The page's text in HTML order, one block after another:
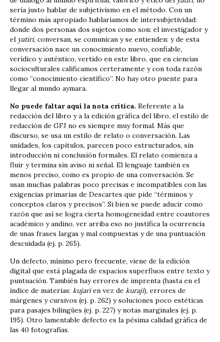
sería justo hablar de subjetivismo en el método. Con un
término más apropiado hablaríamos de intersubjetividad:
donde dos personas ­dos sujetos­ como son: el investigador y
el yatiri, conversan, se comunican y se entienden: y de esta
conversación nace un conocimiento nuevo, confiable,
verídico y auténtico, vertido en este libro, que en ciencias
socioculturales calificamos certeramente y con toda razón
como “conocimiento científico”. No hay otro puente para
llegar al mundo aymara.
No puede faltar aquí la nota crítica. Referente a la
redacción del libro y a la edición gráfica del libro, el estilo de
redacción de GFJ no es siempre muy formal. Más que
discurso, se usa un estilo de relato o conversación. Las
unidades, los capítulos, parecen poco estructurados, sin
introducción ni conclusión formales. El relato comienza a
fluir y termina sin aviso ni señal. El lenguaje también es
menos preciso, como es propio de una conversación. Se
usan muchas palabras poco precisas e incompatibles con las
exigencias primarias de Descartes que pide “términos y
conceptos claros y precisos”. Si bien se puede aducir como
razón que así se logra cierta homogeneidad entre coautores
­académico y andino, ver arriba­ eso no justifica la ocurrencia
de unas frases largas y mal compuestas y de una puntuación
descuidada (ej. p. 265).
Un defecto, mínimo pero frecuente, viene de la edición
digital que está plagada de espacios superfluos entre texto y
puntuación. También hay errores de imprenta (hasta en el
índice de materias: kujarien vez de kuraji), errores de
márgenes y cursivos (ej. p. 262) y soluciones poco estéticas
para pasajes bilingües (ej. p. 227) y notas marginales (ej. p.
195). Otro lamentable defecto es la pésima calidad gráfica de
las 40 fotografías.